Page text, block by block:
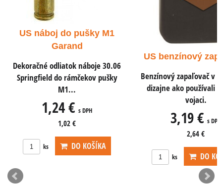
Benzínový zapaľovač v rovnakom
dizajne ako používali americkí
vojaci.
3,19 €
DO KOŠÍKA
US náboj .45
Dekoračné odliatok
ACP do pištolí a
0,78 €s
0,65 €